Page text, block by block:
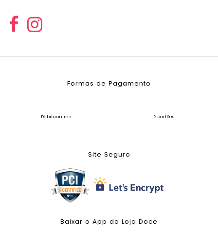
Formas de Pagamento
Débito online 2 cartões
Site Seguro
Baixar o App da Loja Doce